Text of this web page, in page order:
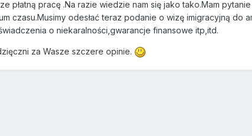
płatną pracę .Na razie wiedzie nam się jako tako.Mam
czasu.Musimy odesłać teraz podanie o wizę imigracyjną
o niekaralności,gwarancje finansowe itp,itd.
za Wasze szczere opinie.